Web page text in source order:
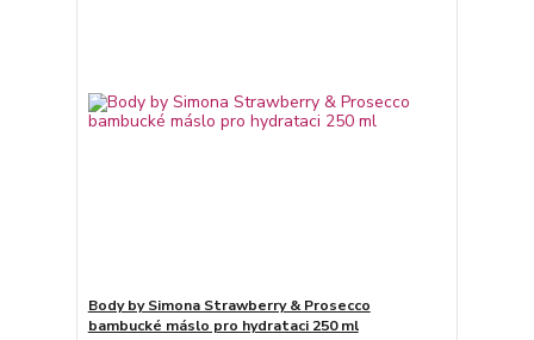
Body by Simona Strawberry & Prosecco
bambucké máslo pro hydrataci 250 ml